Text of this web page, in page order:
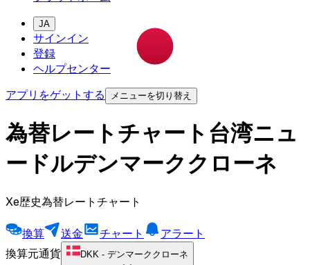
JA
サインイン
登録
ヘルプセンター
アプリをゲットする
メニューを切り替え
為替レートチャート台湾ニュ
ードルデンマーククローネ
Xe歴史為替レートチャート
換算 送金 チャート
アラート
換算元通貨
DKK - デンマーククローネ